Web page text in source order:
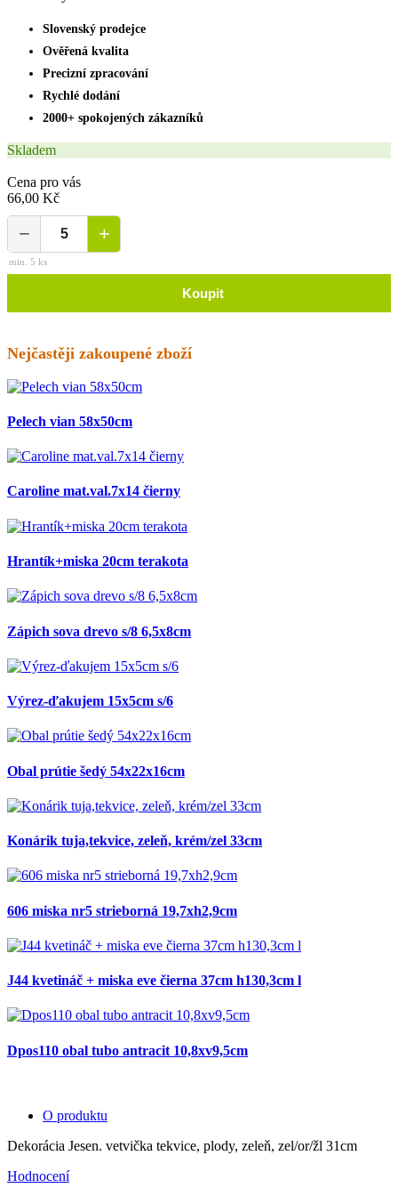
Slovenský prodejce
Ověřená kvalita
Precizní zpracování
Rychlé dodání
2000+ spokojených zákazníků
Skladem
Cena pro vás
66,00 Kč
− +
min. 5 ks
Koupit
Nejčastěji zakoupené zboží
Pelech vian 58x50cm
Caroline mat.val.7x14 čierny
Hrantík+miska 20cm terakota
Zápich sova drevo s/8 6,5x8cm
Výrez-ďakujem 15x5cm s/6
Obal prútie šedý 54x22x16cm
Konárik tuja,tekvice, zeleň, krém/zel 33cm
606 miska nr5 strieborná 19,7xh2,9cm
J44 kvetináč + miska eve čierna 37cm h130,3cm l
Dpos110 obal tubo antracit 10,8xv9,5cm
O produktu
Dekorácia Jesen. vetvička tekvice, plody, zeleň, zel/or/žl 31cm
Hodnocení